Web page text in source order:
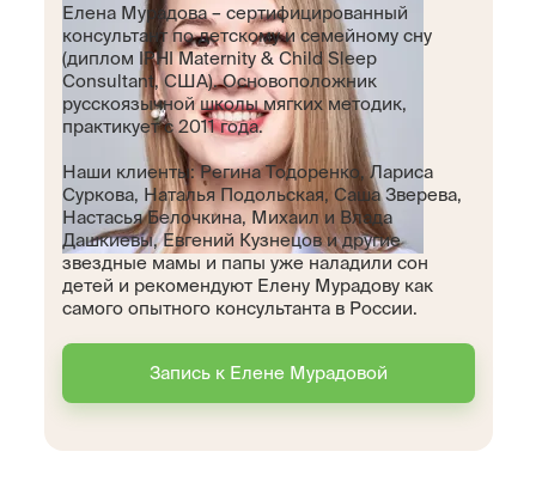
Елена Мурадова – сертифицированный
консультант по детскому и семейному сну
(диплом IPHI Maternity & Child Sleep
Consultant, США). Основоположник
русскоязычной школы мягких методик,
практикует с 2011 года.
Наши клиенты: Регина Тодоренко, Лариса
Суркова, Наталья Подольская, Саша Зверева,
Настасья Белочкина, Михаил и Влада
Дашкиевы, Евгений Кузнецов и другие
звездные мамы и папы уже наладили сон
детей и рекомендуют Елену Мурадову как
самого опытного консультанта в России.
Запись к Елене Мурадовой